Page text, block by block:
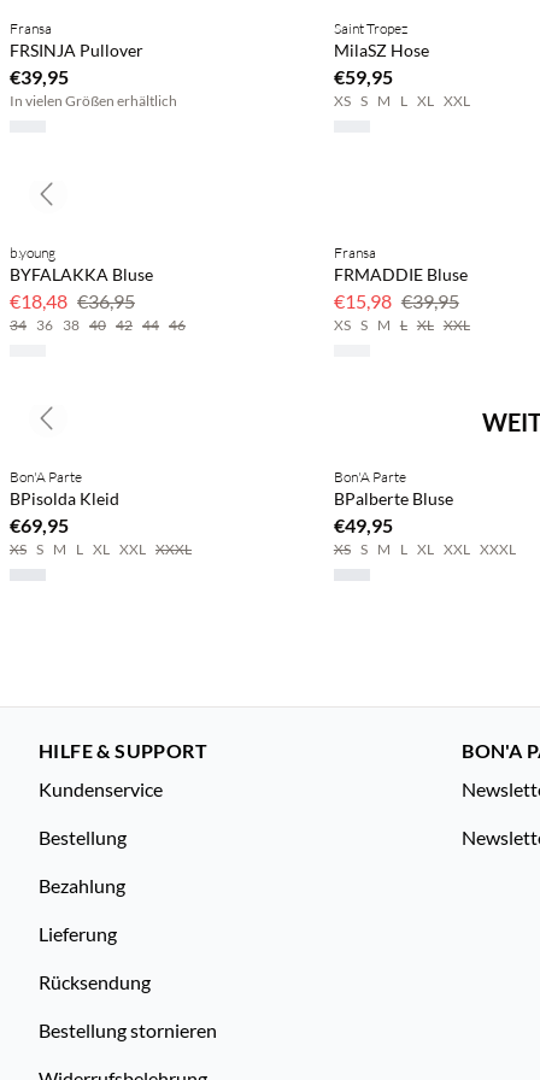
Fransa
FRSINJA Pullover
€39,95
In vielen Größen erhältlich
Saint Tropez
MilaSZ Hose
€59,95
XS S M L XL XXL
b.young
BYFALAKKA Bluse
€18,48 €36,95
34 36 38 40 42 44 46
Fransa
FRMADDIE Bluse
€15,98 €39,95
XS S M L XL XXL
Previous slide
Bon'A Parte
BPisolda Kleid
€69,95
XS S M L XL XXL XXXL
Bon'A Parte
BPalberte Bluse
€49,95
XS S M L XL XXL XXXL
Previous slide
HILFE & SUPPORT
Kundenservice
Bestellung
Bezahlung
Lieferung
Rücksendung
Bestellung stornieren
BON'A